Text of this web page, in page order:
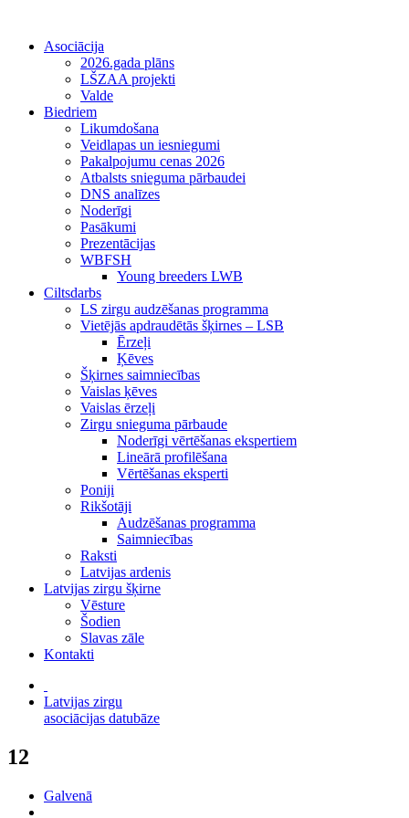
Asociācija
2026.gada plāns
LŠZAA projekti
Valde
Biedriem
Likumdošana
Veidlapas un iesniegumi
Pakalpojumu cenas 2026
Atbalsts snieguma pārbaudei
DNS analīzes
Noderīgi
Pasākumi
Prezentācijas
WBFSH
Young breeders LWB
Ciltsdarbs
LS zirgu audzēšanas programma
Vietējās apdraudētās šķirnes – LSB
Ērzeļi
Ķēves
Šķirnes saimniecības
Vaislas ķēves
Vaislas ērzeļi
Zirgu snieguma pārbaude
Noderīgi vērtēšanas ekspertiem
Lineārā profilēšana
Vērtēšanas eksperti
Poniji
Rikšotāji
Audzēšanas programma
Saimniecības
Raksti
Latvijas ardenis
Latvijas zirgu šķirne
Vēsture
Šodien
Slavas zāle
Kontakti
Latvijas zirgu
asociācijas datubāze
12
Galvenā